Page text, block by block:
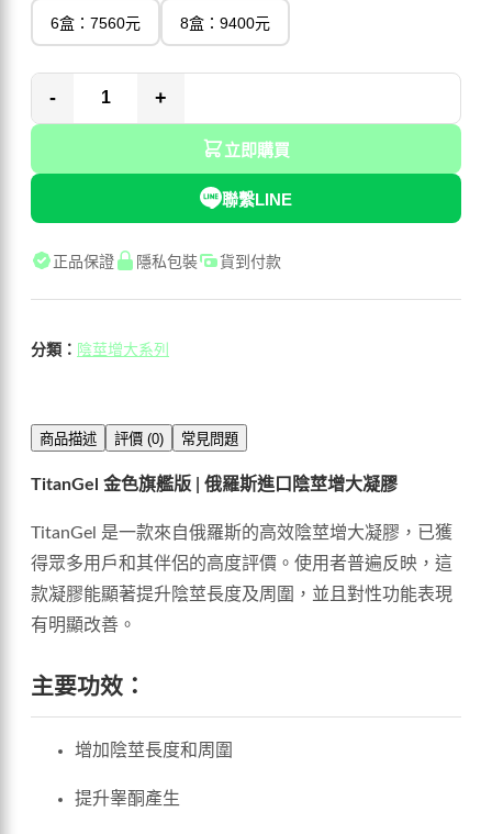
6盒：7560元 8盒：9400元
- +
立即購買
聯繫LINE
正品保證 隱私包裝 貨到付款
分類： 陰莖增大系列
商品描述 評價 (0) 常見問題
TitanGel 金色旗艦版 | 俄羅斯進口陰莖增大凝膠
TitanGel 是一款來自俄羅斯的高效陰莖增大凝膠，已獲
得眾多用戶和其伴侶的高度評價。使用者普遍反映，這
款凝膠能顯著提升陰莖長度及周圍，並且對性功能表現
有明顯改善。
主要功效：
增加陰莖長度和周圍
提升睾酮產生